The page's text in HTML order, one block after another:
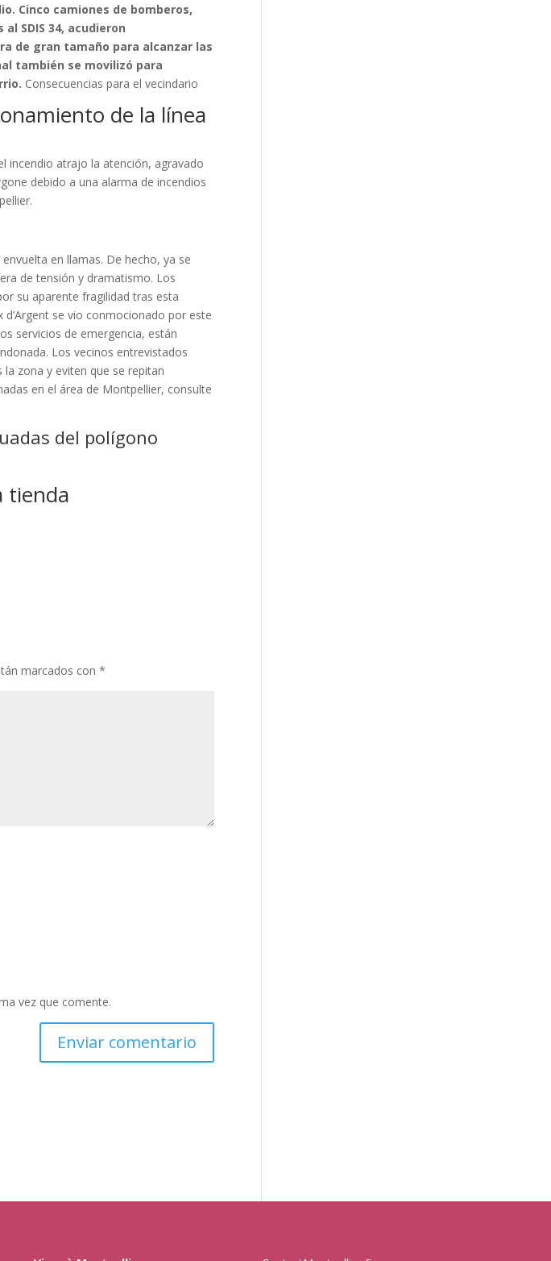
Cinco camiones de bomberos,
SDIS 34, acudieron
de gran tamaño para alcanzar las
también se movilizó para
Consecuencias para el vecindario
de la línea
incendio atrajo la atención, agravado
debido a una alarma de incendios
en llamas. De hecho, ya se
de tensión y dramatismo. Los
su aparente fragilidad tras esta
se vio conmocionado por este
servicios de emergencia, están
Los vecinos entrevistados
zona y eviten que se repitan
en el área de Montpellier, consulte
del polígono
tienda
marcados con*
vez que comente.